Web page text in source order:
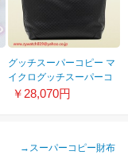
グッチスーパーコピー マ
イクログッチスーパーコ
ピーッシマ247209
￥28,070円
→ スーパーコピー財布